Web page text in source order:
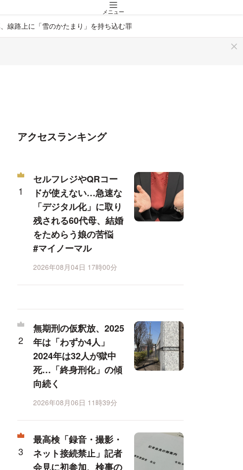
メニュー
線路上に「雪のかたまり」を持ち込む罪
アクセスランキング
セルフレジやQRコー
ドが使えない…急速な
「デジタル化」に取り
残される60代母、結婚
をためらう娘の苦悩
#マイノーマル
2026年08月04日 17時00分
無期刑の仮釈放、2025
年は「わずか4人」
2024年は32人が獄中
死…「終身刑化」の傾
向続く
2026年08月06日 11時39分
最高検「録音・撮影・
ネット接続禁止」記者
会見に初参加、検事の